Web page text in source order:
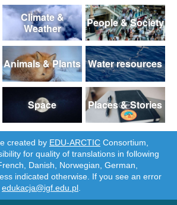
Climate &
Weather
People & Society
Animals & Plants Water resources
Space Places & Stories
created by EDU-ARCTIC Consortium,
for quality of translations in following
Danish, Norwegian, German,
indicated otherwise. If you see an error
edukacja@igf.edu.pl.